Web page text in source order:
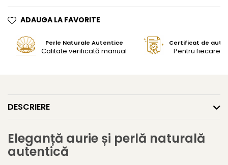
ADAUGA LA FAVORITE
Perle Naturale Autentice
Calitate verificată manual
Certificat de
Pentru fiecare
DESCRIERE
Eleganță aurie și perlă naturală
autentică